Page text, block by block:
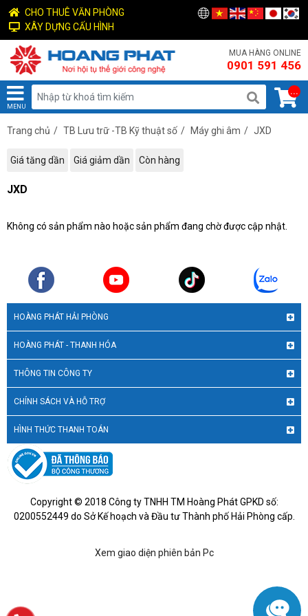
CHO THUÊ VĂN PHÒNG
XÂY DỰNG CẤU HÌNH
MUA HÀNG ONLINE
0901 591 456
MENU
...
Trang chủ / TB Lưu trữ -TB Kỹ thuật số / Máy ghi âm / JXD
Giá tăng dần Giá giảm dần Còn hàng
JXD
Không có sản phẩm nào hoặc sản phẩm đang chờ được cập nhật.
HOÀNG PHÁT HẢI PHÒNG
HOÀNG PHÁT - THANH HÓA
THÔNG TIN CÔNG TY
CHÍNH SÁCH VÀ HỖ TRỢ
HÌNH THỨC THANH TOÁN
Copyright © 2018 Công ty TNHH TM Hoàng Phát GPKD số:
0200552449 do Sở Kế hoạch và Đầu tư Thành phố Hải Phòng cấp.
Xem giao diện phiên bản Pc